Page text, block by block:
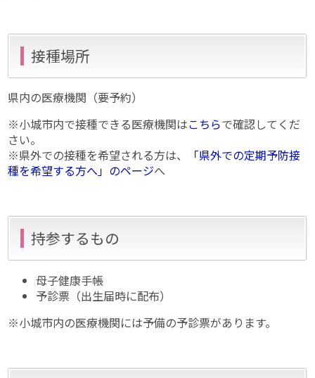
接種場所
県内の医療機関（要予約）
※小城市内で接種できる医療機関はこちらで確認してくだ
さい。
※県外での接種を希望される方は、
「県外での定期予防接
種を希望する方へ」のページへ
持参するもの
母子健康手帳
予診票（出生届時に配布）
※小城市内の医療機関には予備の予診票があります。